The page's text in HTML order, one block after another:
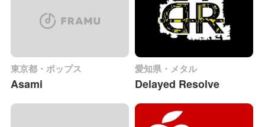
東京都・ポップス
Asami
愛知県・メタル
Delayed Resolve